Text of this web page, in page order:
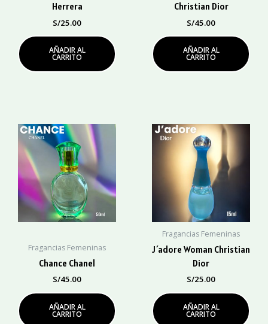
Herrera
S/25.00
AÑADIR AL
CARRITO
Christian Dior
S/45.00
AÑADIR AL
CARRITO
Fragancias Femeninas
Chance Chanel
S/45.00
AÑADIR AL
CARRITO
Fragancias Femeninas
J´adore Woman Christian
Dior
S/25.00
AÑADIR AL
CARRITO